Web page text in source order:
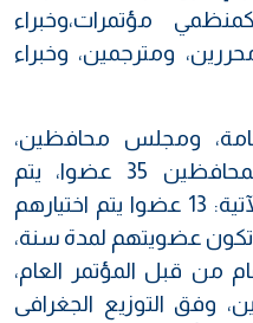
مؤتمرات،وخبراء
ومترجمين، وخبراء
عامة، ومجلس محافظين،
ومؤتمرعام. يضم مجلس المحافظين 35 عضوا، يتم
اختيارهم وفق العدد والآلية الآتية: 13 عضوا يتم اختيارهم
عضويتهم لمدة سنة،
من قبل المؤتمر العام،
وفق التوزيع الجغرافى